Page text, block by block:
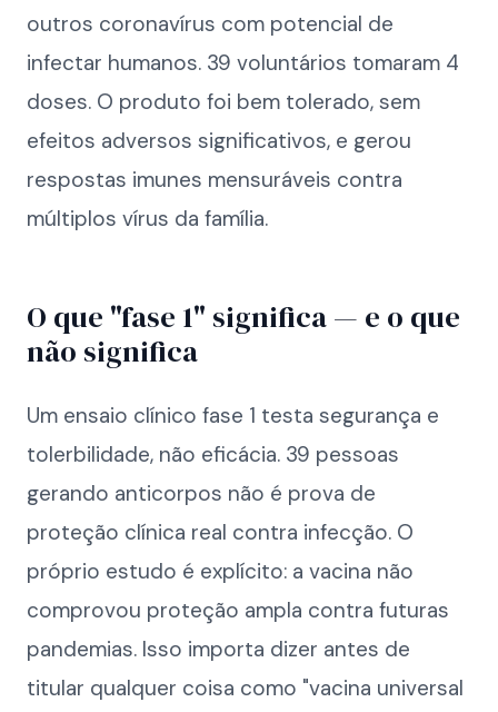
outros coronavírus com potencial de
infectar humanos. 39 voluntários tomaram 4
doses. O produto foi bem tolerado, sem
efeitos adversos significativos, e gerou
respostas imunes mensuráveis contra
múltiplos vírus da família.
O que "fase 1" significa — e o que
não significa
Um ensaio clínico fase 1 testa segurança e
tolerbilidade, não eficácia. 39 pessoas
gerando anticorpos não é prova de
proteção clínica real contra infecção. O
próprio estudo é explícito: a vacina não
comprovou proteção ampla contra futuras
pandemias. Isso importa dizer antes de
titular qualquer coisa como "vacina universal